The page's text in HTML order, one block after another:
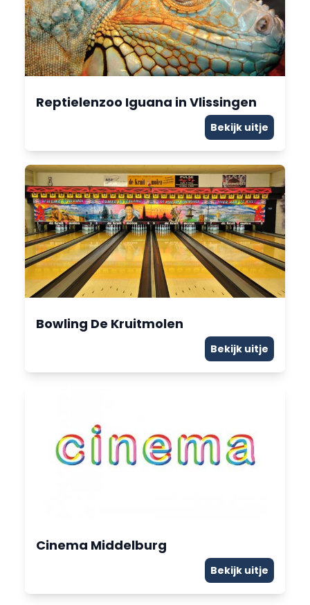
Reptielenzoo Iguana in Vlissingen
Bekijk uitje
Bowling De Kruitmolen
Bekijk uitje
Cinema Middelburg
Bekijk uitje